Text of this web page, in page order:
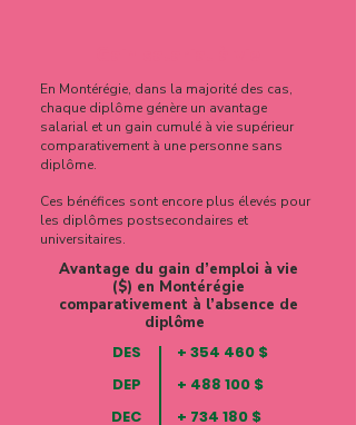
En Montérégie, dans la majorité des cas,
chaque diplôme génère un avantage
salarial et un gain cumulé à vie supérieur
comparativement à une personne sans
diplôme.
Ces bénéfices sont encore plus élevés pour
les diplômes postsecondaires et
universitaires.
Avantage du gain d’emploi à vie
($) en Montérégie
comparativement à l’absence de
diplôme
DES
DEP
+ 354 460 $
+ 488 100 $
DEC
+ 734 180 $